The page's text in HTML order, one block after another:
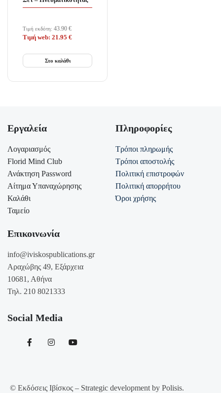
Τιμή εκδότη: 43.90 €
Τιμή web: 21.95 €
Στο καλάθι
Εργαλεία
Λογαριασμός
Florid Mind Club
Ανάκτηση Password
Αίτημα Υπαναχώρησης
Καλάθι
Ταμείο
Πληροφορίες
Τρόποι πληρωμής
Τρόποι αποστολής
Πολιτική επιστροφών
Πολιτική απορρήτου
Όροι χρήσης
Επικοινωνία
info@iviskospublications.gr
Αραχώβης 49, Εξάρχεια
10681, Αθήνα
Τηλ. 210 8021333
Social Media
© Εκδόσεις Ιβίσκος – Strategic development by Polisis.